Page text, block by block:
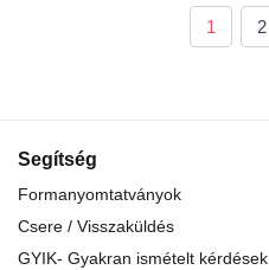
1 2
Segítség
Formanyomtatványok
Csere / Visszaküldés
GYIK- Gyakran ismételt kérdések